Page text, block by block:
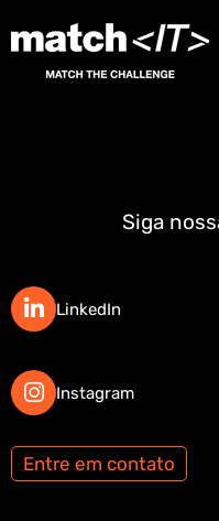
Siga
LinkedIn
Instagram
Entre em contato